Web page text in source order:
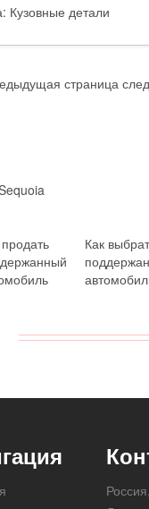
Как
Кузовные детали
страница